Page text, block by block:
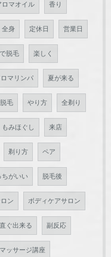
ロマオイル 香り
全身 定休日 営業日
脱毛 楽しく
ロマリンパ 夏が来る
毛 やり方 全剃り
もみほぐし 来店
剃り方 ペア
ちがいい 脱毛後
ン ボディケアサロン
直ぐ出来る 副反応
ッサージ講座